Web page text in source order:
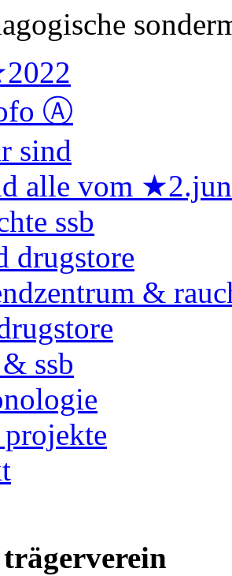
Ⓐ
sind
alle vom
ssb
drugstore
&
ssb
projekte
trägerverein